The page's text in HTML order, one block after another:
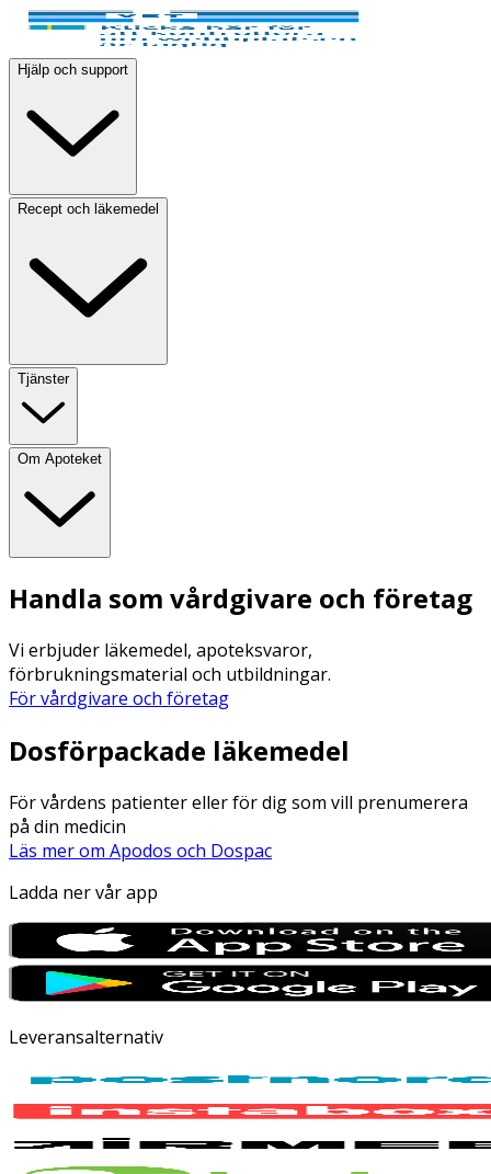
Hjälp och support
Recept och läkemedel
Tjänster
Om Apoteket
Handla som vårdgivare och företag
Vi erbjuder läkemedel, apoteksvaror,
förbrukningsmaterial och utbildningar.
För vårdgivare och företag
Dosförpackade läkemedel
För vårdens patienter eller för dig som vill prenumerera
på din medicin
Läs mer om Apodos och Dospac
Ladda ner vår app
Leveransalternativ